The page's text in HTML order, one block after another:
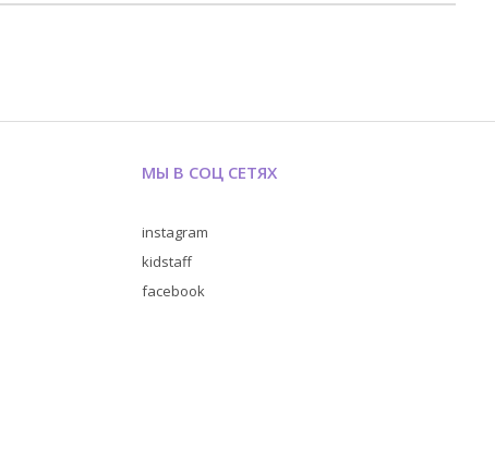
МЫ В СОЦ СЕТЯХ
instagram
kidstaff
facebook